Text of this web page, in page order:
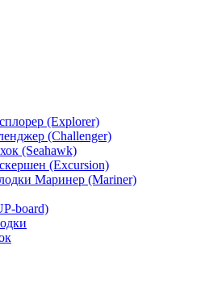
(Explorer)
(Challenger)
(Seahawk)
(Excursion)
Маринер (Mariner)
board)